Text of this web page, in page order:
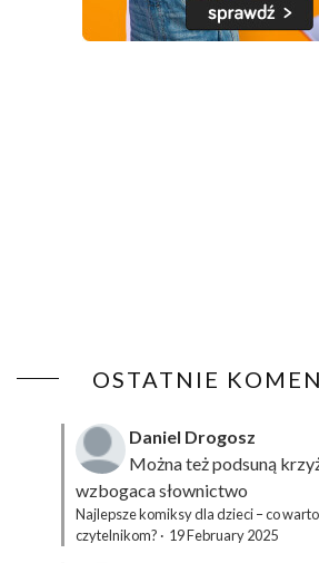
OSTATNIE
Daniel Drogosz
Można też podsuną
wzbogaca słownictwo
Najlepsze komiksy dla dzieci – co
czytelnikom? · 19 February 2025